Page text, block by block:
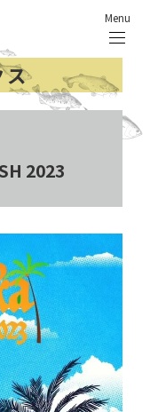
Menu
ス
2023